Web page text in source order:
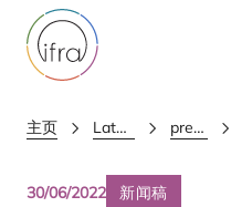
主页 Latest Updates press releases
30/06/2022 新闻稿